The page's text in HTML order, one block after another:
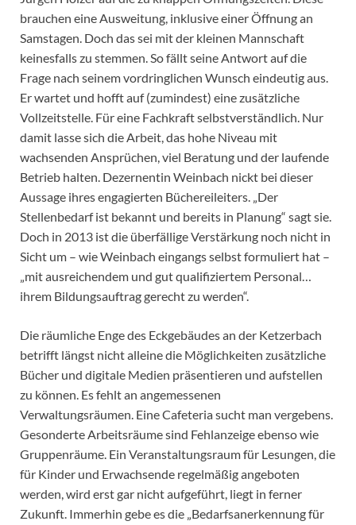
brauchen eine Ausweitung, inklusive einer Öffnung an
Samstagen. Doch das sei mit der kleinen Mannschaft
keinesfalls zu stemmen. So fällt seine Antwort auf die
Frage nach seinem vordringlichen Wunsch eindeutig aus.
Er wartet und hofft auf (zumindest) eine zusätzliche
Vollzeitstelle. Für eine Fachkraft selbstverständlich. Nur
damit lasse sich die Arbeit, das hohe Niveau mit
wachsenden Ansprüchen, viel Beratung und der laufende
Betrieb halten. Dezernentin Weinbach nickt bei dieser
Aussage ihres engagierten Büchereileiters. „Der
Stellenbedarf ist bekannt und bereits in Planung“ sagt sie.
Doch in 2013 ist die überfällige Verstärkung noch nicht in
Sicht um – wie Weinbach eingangs selbst formuliert hat –
„mit ausreichendem und gut qualifiziertem Personal…
ihrem Bildungsauftrag gerecht zu werden“.
Die räumliche Enge des Eckgebäudes an der Ketzerbach
betrifft längst nicht alleine die Möglichkeiten zusätzliche
Bücher und digitale Medien präsentieren und aufstellen
zu können. Es fehlt an angemessenen
Verwaltungsräumen. Eine Cafeteria sucht man vergebens.
Gesonderte Arbeitsräume sind Fehlanzeige ebenso wie
Gruppenräume. Ein Veranstaltungsraum für Lesungen, die
für Kinder und Erwachsende regelmäßig angeboten
werden, wird erst gar nicht aufgeführt, liegt in ferner
Zukunft. Immerhin gebe es die „Bedarfsanerkennung für